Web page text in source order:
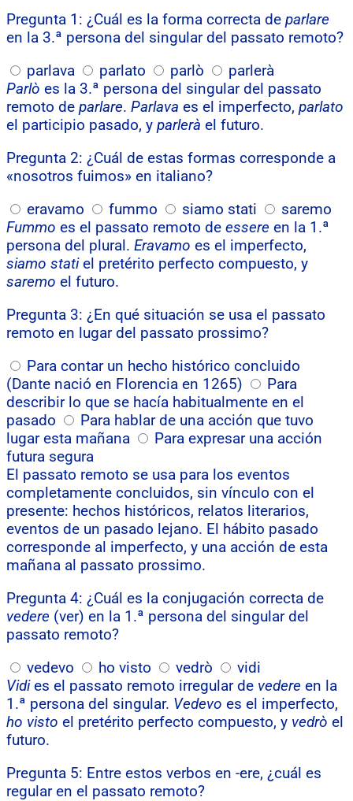
Pregunta 1: ¿Cuál es la forma correcta de parlare
en la 3.ª persona del singular del passato remoto?
parlava
parlato parlò
parlerà
Parlò es la 3.ª persona del singular del passato
remoto de parlare. Parlava es el imperfecto, parlato
el participio pasado, y parlerà el futuro.
Pregunta 2: ¿Cuál de estas formas corresponde a
«nosotros fuimos» en italiano?
eravamo
fummo siamo stati
saremo
Fummo es el passato remoto de essere en la 1.ª
persona del plural. Eravamo es el imperfecto,
siamo statiel pretérito perfecto compuesto, y
saremo el futuro.
Pregunta 3: ¿En qué situación se usa el passato
remoto en lugar del passato prossimo?
Para contar un hecho histórico concluido
(Dante nació en Florencia en 1265)
Para
describir lo que se hacía habitualmente en el
pasado
Para hablar de una acción que tuvo
lugar esta mañana
Para expresar una acción
futura segura
El passato remoto se usa para los eventos
completamente concluidos, sin vínculo con el
presente: hechos históricos, relatos literarios,
eventos de un pasado lejano. El hábito pasado
corresponde al imperfecto, y una acción de esta
mañana al passato prossimo.
Pregunta 4: ¿Cuál es la conjugación correcta de
vedere (ver) en la 1.ª persona del singular del
passato remoto?
vedevo
ho visto vedrò
vidi
Vidies el passato remoto irregular de vedere en la
1.ª persona del singular. Vedevo es el imperfecto,
ho visto el pretérito perfecto compuesto, y vedrò el
futuro.
Pregunta 5: Entre estos verbos en -ere, ¿cuál es
regular en el passato remoto?